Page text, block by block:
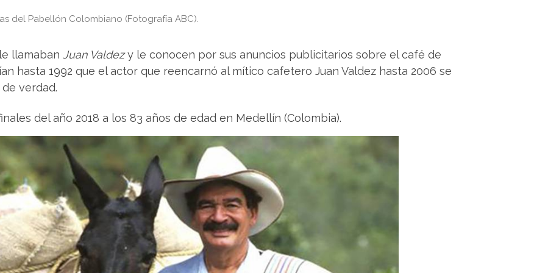
del Pabellón Colombiano (Fotografía ABC).
llamaban Juan Valdezy le conocen por sus anuncios publicitarios sobre el café de
hasta 1992 que el actor que reencarnó al mítico cafetero Juan Valdez hasta 2006 se
verdad.
del año 2018 a los 83 años de edad en Medellín (Colombia).